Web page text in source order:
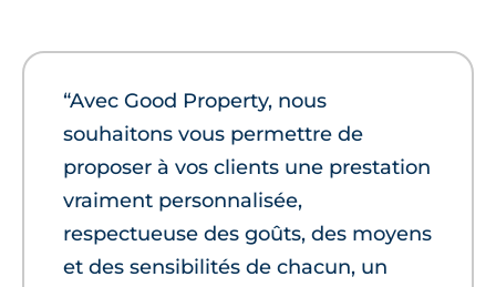
“Avec Good Property, nous
souhaitons vous permettre de
proposer à vos clients une prestation
vraiment personnalisée,
respectueuse des goûts, des moyens
et des sensibilités de chacun, un